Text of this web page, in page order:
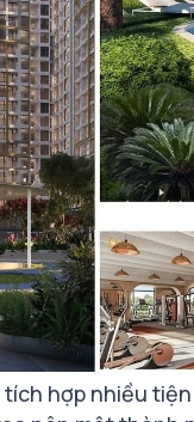
hợp nhiều